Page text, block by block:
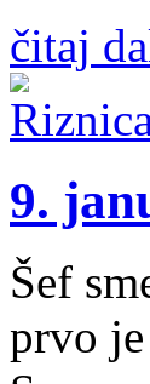
čitaj
9.
Šef
prvo je